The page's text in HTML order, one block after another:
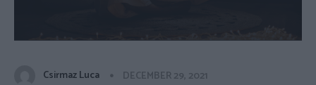
Csirmaz Luca DECEMBER 29, 2021